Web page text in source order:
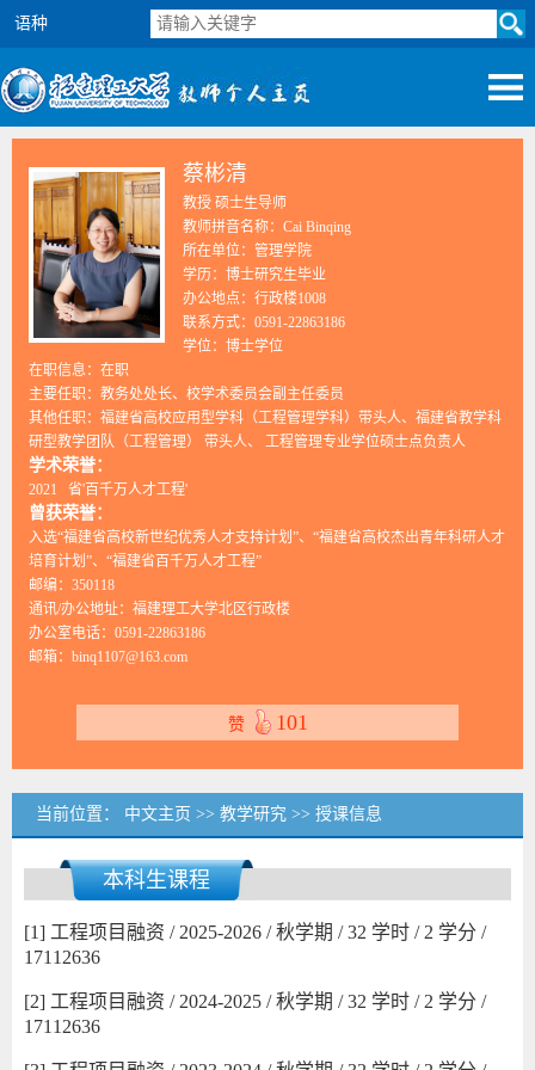
语种
蔡彬清
教授 硕士生导师
教师拼音名称：Cai Binqing
所在单位：管理学院
学历：博士研究生毕业
办公地点：行政楼1008
联系方式：0591-22863186
学位：博士学位
在职信息：在职
主要任职：教务处处长、校学术委员会副主任委员
其他任职：福建省高校应用型学科（工程管理学科）带头人、福建省教学科
研型教学团队（工程管理） 带头人、 工程管理专业学位硕士点负责人
学术荣誉：
2021 省'百千万人才工程'
曾获荣誉：
入选“福建省高校新世纪优秀人才支持计划”、“福建省高校杰出青年科研人才
培育计划”、“福建省百千万人才工程”
邮编： 350118
通讯/办公地址： 福建理工大学北区行政楼
办公室电话： 0591-22863186
邮箱： binq1107@163.com
赞 101
当前位置： 中文主页 >> 教学研究 >> 授课信息
本科生课程
[1] 工程项目融资 / 2025-2026 / 秋学期 / 32 学时 / 2 学分 /
17112636
[2] 工程项目融资 / 2024-2025 / 秋学期 / 32 学时 / 2 学分 /
17112636